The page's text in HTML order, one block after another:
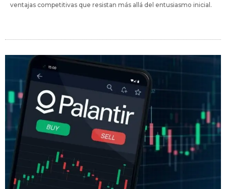
ventajas competitivas que resistan más allá del entusiasmo inicial.